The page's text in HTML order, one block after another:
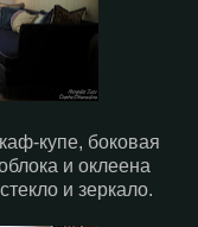
купе, боковая
и оклеена
и зеркало.